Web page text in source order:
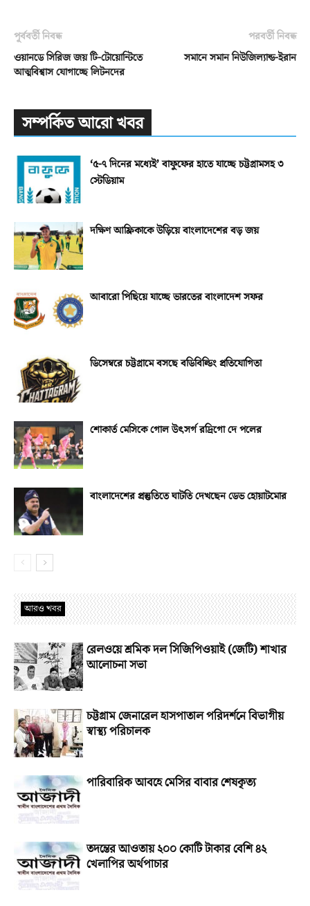
পূর্ববর্তী নিবন্ধ
ওয়ানডে সিরিজ জয় টি-টোয়োন্টিতে
আত্মবিশ্বাস যোগাচ্ছে লিটনদের
পরবর্তী নিবন্ধ
সমানে সমান নিউজিল্যান্ড-ইরান
সম্পর্কিত আরো খবর
‘৫-৭ দিনের মধ্যেই’ বাফুফের হাতে যাচ্ছে চট্টগ্রামসহ ৩
স্টেডিয়াম
দক্ষিণ আফ্রিকাকে উড়িয়ে বাংলাদেশের বড় জয়
আবারো পিছিয়ে যাচ্ছে ভারতের বাংলাদেশ সফর
ডিসেম্বরে চট্টগ্রামে বসছে বডিবিল্ডিং প্রতিযোগিতা
শোকার্ত মেসিকে গোল উৎসর্গ রদ্রিগো দে পলের
বাংলাদেশের প্রস্তুতিতে ঘাটতি দেখছেন ডেভ হোয়াটমোর
আরও খবর
রেলওয়ে শ্রমিক দল সিজিপিওয়াই (জেটি) শাখার
আলোচনা সভা
চট্টগ্রাম জেনারেল হাসপাতাল পরিদর্শনে বিভাগীয়
স্বাস্থ্য পরিচালক
পারিবারিক আবহে মেসির বাবার শেষকৃত্য
তদন্তের আওতায় ২০০ কোটি টাকার বেশি ৪২
খেলাপির অর্থপাচার